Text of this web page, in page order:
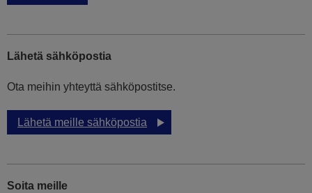
Lähetä sähköpostia
Ota meihin yhteyttä sähköpostitse.
Lähetä meille sähköpostia
Soita meille